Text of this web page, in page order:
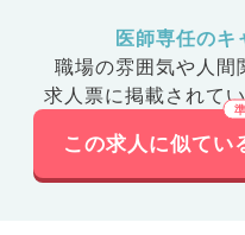
医師専任のキ
職場の雰囲気や人間
求人票に掲載されて
この求人に似てい